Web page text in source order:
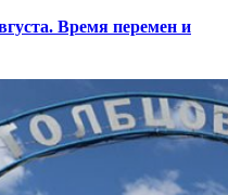
Время перемен и